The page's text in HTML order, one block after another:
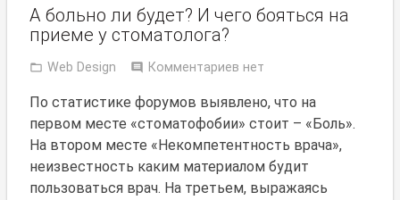
А больно ли будет? И чего бояться на
приеме у стоматолога?
Web Design Комментариев нет
По статистике форумов выявлено, что на
первом месте «стоматофобии» стоит – «Боль».
На втором месте «Некомпетентность врача»,
неизвестность каким материалом будит
пользоваться врач. На третьем, выражаясь